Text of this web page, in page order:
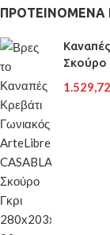
ΠΡΟΤΕΙΝΟΜΕΝΑ
Σκούρο
1.529,72